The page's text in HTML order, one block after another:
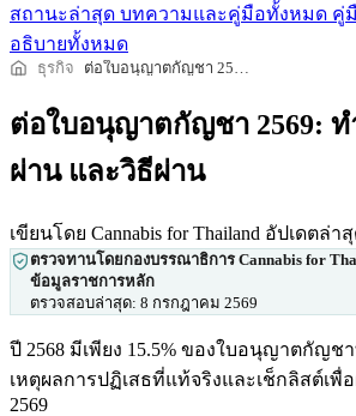
สถานะล่าสุด บทความและคู่มือทั้งหมด คู่
อธิบายทั้งหมด
ธุรกิจ ต่อใบอนุญาตกัญชา 2569: ทำไม 84.5% ไม่ผ่าน และวิธีผ่าน
ต่อใบอนุญาตกัญชา 2569: ท
ผ่าน และวิธีผ่าน
เขียนโดย Cannabis for Thailand อัปเดตล่า
ตรวจทานโดยกองบรรณาธิการ Cannabis for
ข้อมูลราชการหลัก
ตรวจสอบล่าสุด: 8 กรกฎาคม 2569
ปี 2568 มีเพียง 15.5% ของใบอนุญาตกัญ
เหตุผลการปฏิเสธที่แท้จริงและเช็กลิสต์เพื่
2569